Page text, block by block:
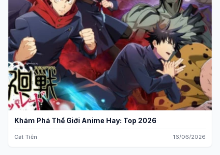
Khám Phá Thế Giới Anime Hay: Top 2026
Cát Tiên 16/06/2026